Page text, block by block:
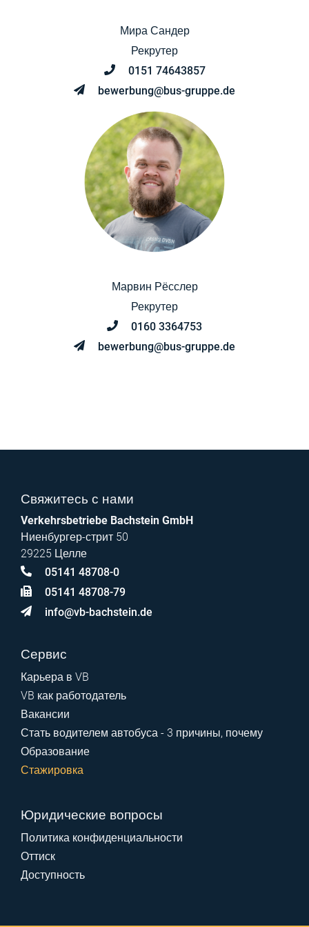
Мира Сандер
Рекрутер
0151 74643857
bewerbung@bus-gruppe.de
Марвин Рёсслер
Рекрутер
0160 3364753
bewerbung@bus-gruppe.de
Свяжитесь с нами
Verkehrsbetriebe Bachstein GmbH
Ниенбургер-стрит 50
29225 Целле
05141 48708-0
05141 48708-79
info@vb-bachstein.de
Сервис
Карьера в VB
VB как работодатель
Вакансии
Стать водителем автобуса - 3 причины, почему
Образование
Стажировка
Юридические вопросы
Политика конфиденциальности
Оттиск
Доступность